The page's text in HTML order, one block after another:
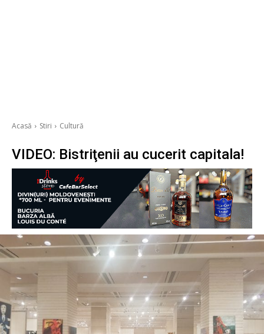
Acasă Stiri Cultură
VIDEO: Bistriţenii au cucerit capitala!